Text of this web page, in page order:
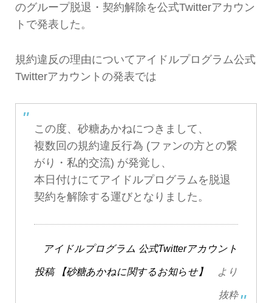
のグループ脱退・契約解除を公式Twitterアカウン
トで発表した。
規約違反の理由についてアイドルプログラム公式
Twitterアカウントの発表では
この度、砂糖あかねにつきまして、
複数回の規約違反行為 (ファンの方との繋
がり・私的交流) が発覚し、
本日付けにてアイドルプログラムを脱退
契約を解除する運びとなりました。
アイドルプログラム 公式Twitterアカウント
投稿 【砂糖あかねに関するお知らせ】 より
抜粋